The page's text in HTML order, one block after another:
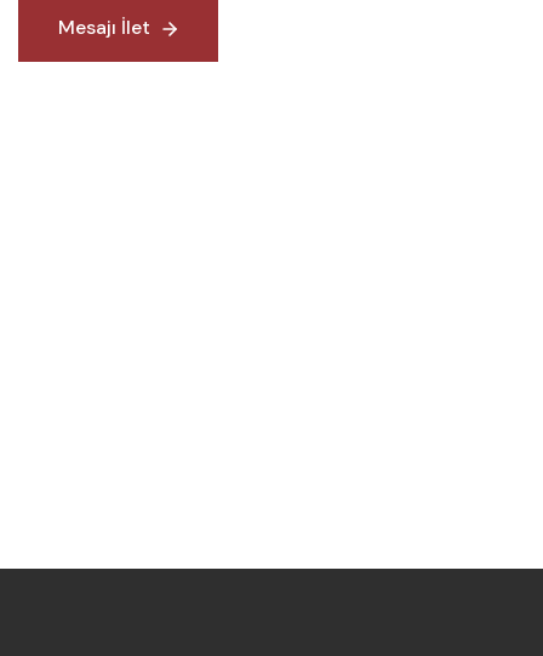
Mesajı İlet
Mesajı İlet